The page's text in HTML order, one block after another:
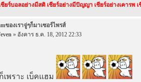
ชียร์บอลอย่างมีสติ เชียร์อย่างมีปัญญา เชียร์อย่างเคารพ
ของเราจู่ๆก็มาเซอร์ไพรส์
» อังคาร ธ.ค. 18, 2012 22:33
พราะ เบ็คเเฮม